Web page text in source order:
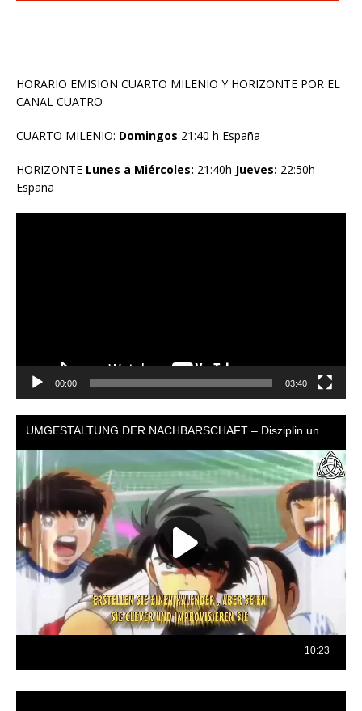
HORARIO EMISION CUARTO MILENIO Y HORIZONTE POR EL
CANAL CUATRO
CUARTO MILENIO: Domingos 21:40 h España
HORIZONTE Lunes a Miércoles: 21:40h Jueves: 22:50h
España
00:00 03:40